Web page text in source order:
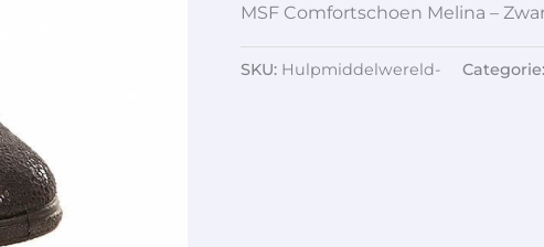
MSF Comfortschoen Melina –
SKU: Hulpmiddelwereld- Categorie: